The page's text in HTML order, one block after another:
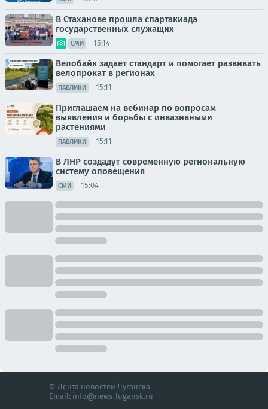
В Стаханове прошла спартакиада
государственных служащих
СМИ 15:14
Велобайк задает стандарт и помогает развивать
велопрокат в регионах
ПАБЛИКИ 15:11
Приглашаем на вебинар по вопросам
выявления и борьбы с инвазивными
растениями
ПАБЛИКИ 15:11
В ЛНР создадут современную региональную
систему оповещения
СМИ 15:04
© Лента новостей Луганска
Email: info@news-lugansk.ru